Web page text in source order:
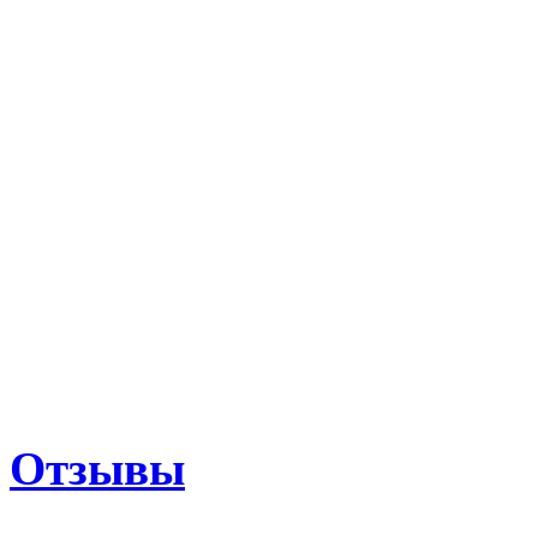
Отзывы